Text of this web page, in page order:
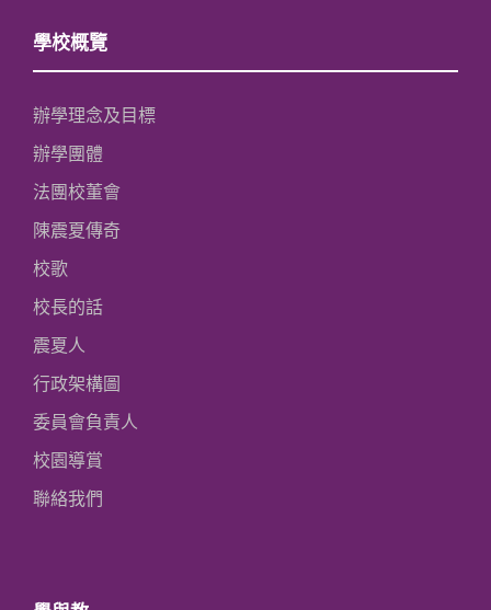
學校概覽
辦學理念及目標
辦學團體
法團校董會
陳震夏傳奇
校歌
校長的話
震夏人
行政架構圖
委員會負責人
校園導賞
聯絡我們